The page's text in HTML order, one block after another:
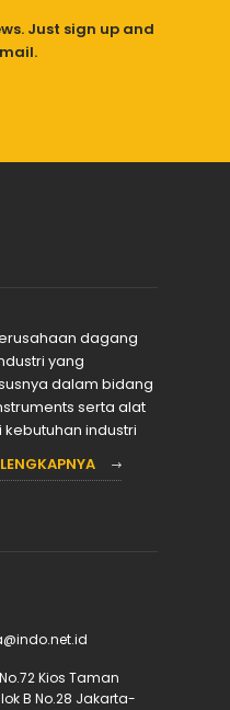
Just sign up and
dagang
yang
dalam bidang
serta alat
industri
Kios Taman
B No.28 Jakarta-